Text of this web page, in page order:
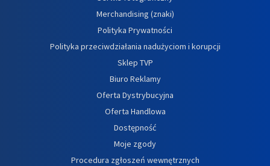
Merchandising (znaki)
Polityka Prywatności
Polityka przeciwdziałania nadużyciom i korupcji
Sklep TVP
Biuro Reklamy
Oferta Dystrybucyjna
Oferta Handlowa
Dostępność
Moje zgody
Procedura zgłoszeń wewnętrznych